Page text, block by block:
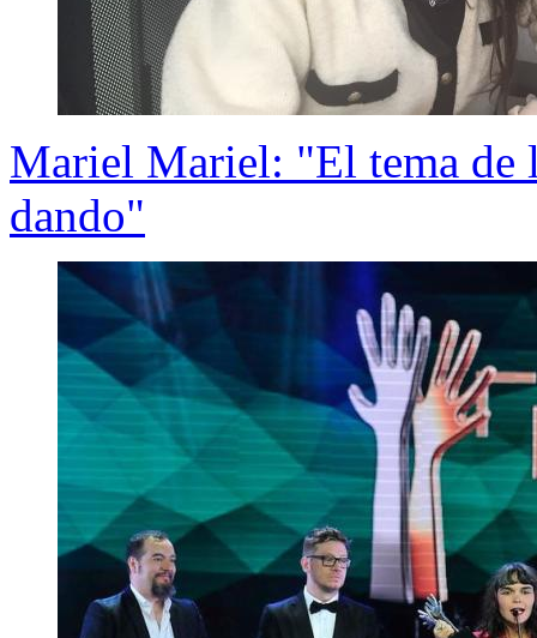
Mariel Mariel: "El tema de
dando"